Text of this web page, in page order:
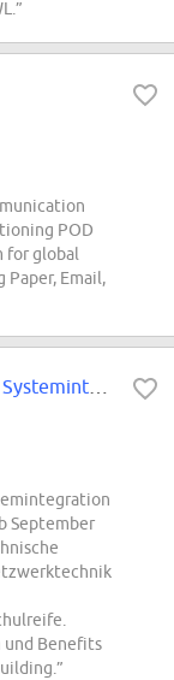
POD
for global
Email,
September
und Benefits